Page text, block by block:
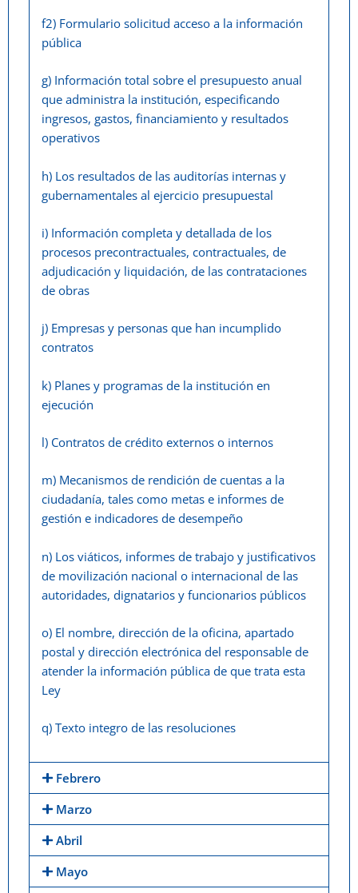
f2) Formulario solicitud acceso a la información
pública
g) Información total sobre el presupuesto anual
que administra la institución, especificando
ingresos, gastos, financiamiento y resultados
operativos
h) Los resultados de las auditorías internas y
gubernamentales al ejercicio presupuestal
i) Información completa y detallada de los
procesos precontractuales, contractuales, de
adjudicación y liquidación, de las contrataciones
de obras
j) Empresas y personas que han incumplido
contratos
k) Planes y programas de la institución en
ejecución
l) Contratos de crédito externos o internos
m) Mecanismos de rendición de cuentas a la
ciudadanía, tales como metas e informes de
gestión e indicadores de desempeño
n) Los viáticos, informes de trabajo y justificativos
de movilización nacional o internacional de las
autoridades, dignatarios y funcionarios públicos
o) El nombre, dirección de la oficina, apartado
postal y dirección electrónica del responsable de
atender la información pública de que trata esta
Ley
q) Texto integro de las resoluciones
Febrero
Marzo
Abril
Mayo